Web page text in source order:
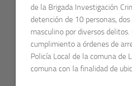
de la Brigada Investigación
detención de 10 personas,
masculino por diversos
cumplimiento a órdenes de
Policía Local de la comuna de
comuna con la finalidad de